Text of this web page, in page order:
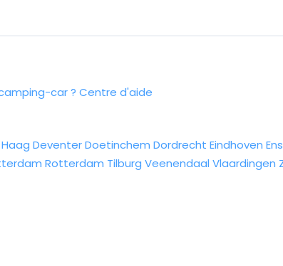
car ? Centre d'aide
DeventerDoetinchem Dordrecht Eindhoven
Rotterdam Tilburg Veenendaal Vlaardingen